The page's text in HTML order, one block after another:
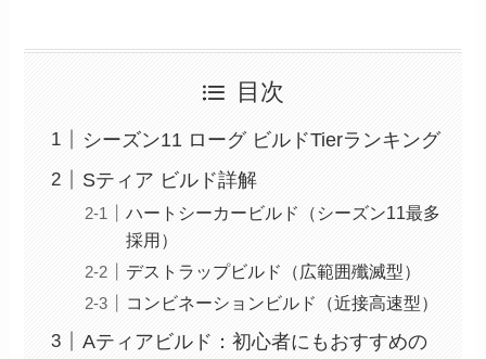
目次
シーズン11 ローグ ビルドTierランキング
Sティア ビルド詳解
ハートシーカービルド（シーズン11最多
採用）
デストラップビルド（広範囲殲滅型）
コンビネーションビルド（近接高速型）
Aティアビルド：初心者にもおすすめの